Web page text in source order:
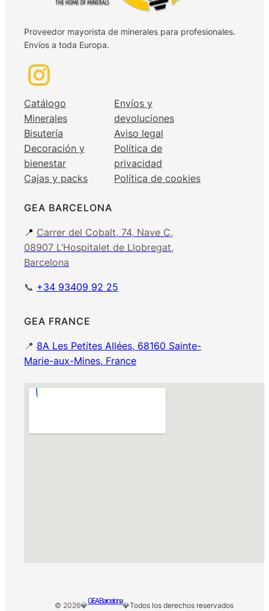
Proveedor mayorista de minerales para profesionales.
Envíos a toda Europa.
Catálogo
Minerales
Bisutería
Decoración y
bienestar
Cajas y packs
Envíos y
devoluciones
Aviso legal
Política de
privacidad
Política de cookies
GEA BARCELONA
📍 Carrer del Cobalt, 74, Nave C,
08907 L’Hospitalet de Llobregat,
Barcelona
📞 +34 93409 92 25
GEA FRANCE
📍 8A Les Petites Allées, 68160 Sainte-
Marie-aux-Mines, France
© 2026💎
GEA Barcelona
💎Todos los derechos reservados